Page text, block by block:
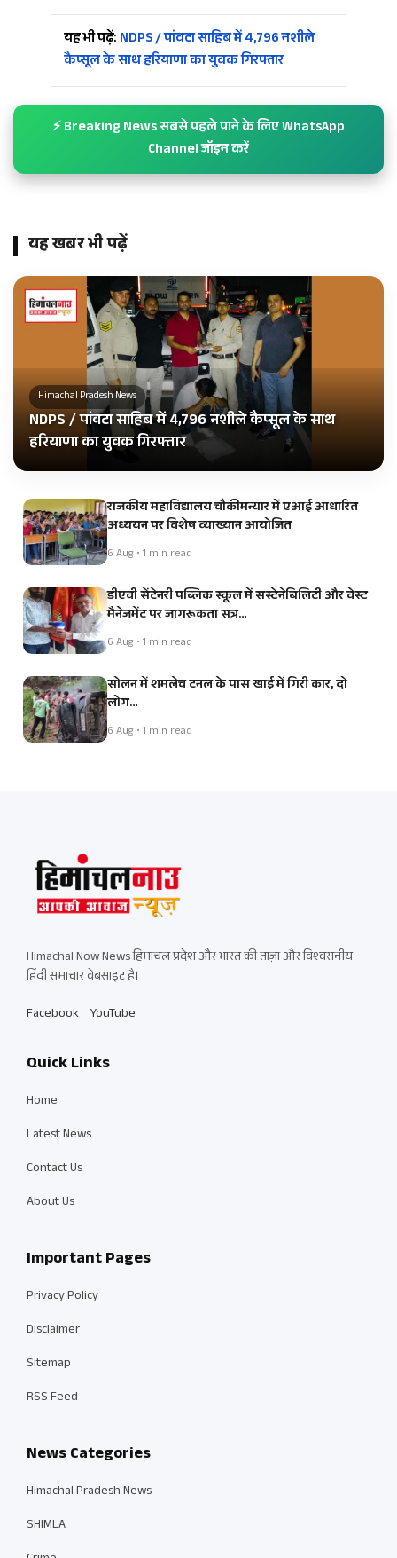
यह भी पढ़ें: NDPS / पांवटा साहिब में 4,796 नशीले
कैप्सूल के साथ हरियाणा का युवक गिरफ्तार
⚡ Breaking News सबसे पहले पाने के लिए WhatsApp
Channel जॉइन करें
यह खबर भी पढ़ें
Himachal Pradesh News
NDPS / पांवटा साहिब में 4,796 नशीले कैप्सूल के साथ
हरियाणा का युवक गिरफ्तार
राजकीय महाविद्यालय चौकीमन्यार में एआई आधारित
अध्ययन पर विशेष व्याख्यान आयोजित
6 Aug • 1 min read
डीएवी सेंटेनरी पब्लिक स्कूल में सस्टेनेबिलिटी और वेस्ट
मैनेजमेंट पर जागरूकता सत्र…
6 Aug • 1 min read
सोलन में शमलेच टनल के पास खाई में गिरी कार, दो
लोग…
6 Aug • 1 min read
Himachal Now News हिमाचल प्रदेश और भारत की ताज़ा और विश्वसनीय
हिंदी समाचार वेबसाइट है।
Facebook YouTube
Quick Links
Home
Latest News
Contact Us
About Us
Important Pages
Privacy Policy
Disclaimer
Sitemap
RSS Feed
News Categories
Himachal Pradesh News
SHIMLA